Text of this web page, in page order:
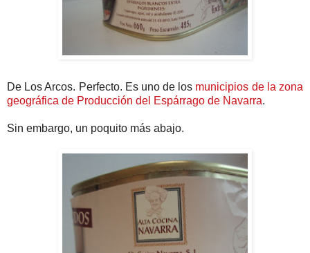
De Los Arcos. Perfecto. Es uno de los municipios de la zona
geográfica de Producción del Espárrago de Navarra.
Sin embargo, un poquito más abajo.